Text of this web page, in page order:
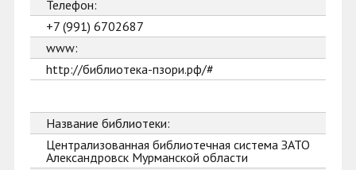
Телефон:
+7 (991) 6702687
www:
http://библиотека-пзори.рф/#
Название библиотеки:
Централизованная библиотечная система ЗАТО
Александровск Мурманской области